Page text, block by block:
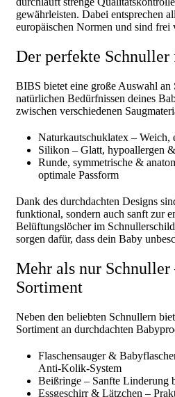
gewährleisten. Dabei entsprechen
europäischen Normen und sind
Der perfekte
BIBS bietet eine große Auswahl an
natürlichen Bedürfnissen deines
zwischen verschiedenen
Naturkautschuklatex – Weich,
Silikon – Glatt, hypoallergen
Runde, symmetrische &
optimale Passform
Dank des durchdachten Designs
funktional, sondern auch sanft zur
Belüftungslöcher im
sorgen dafür, dass dein Baby
Mehr als nur Schnuller
Sortiment
Neben den beliebten Schnullern
Sortiment an durchdachten
Flaschensauger &
Anti-Kolik-System
Beißringe – Sanfte Linderung
Essgeschirr & Lätzchen –